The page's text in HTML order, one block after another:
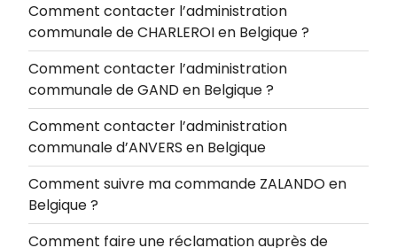
Comment contacter l’administration
communale de CHARLEROI en Belgique ?
Comment contacter l’administration
communale de GAND en Belgique ?
Comment contacter l’administration
communale d’ANVERS en Belgique
Comment suivre ma commande ZALANDO en
Belgique ?
Comment faire une réclamation auprès de